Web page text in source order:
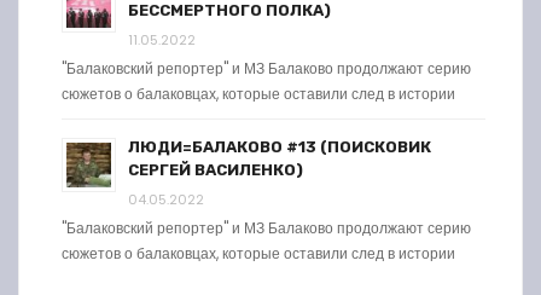
БЕССМЕРТНОГО ПОЛКА)
11.05.2022
"Балаковский репортер" и МЗ Балаково продолжают серию
сюжетов о балаковцах, которые оставили след в истории
ЛЮДИ=БАЛАКОВО #13 (ПОИСКОВИК
СЕРГЕЙ ВАСИЛЕНКО)
04.05.2022
"Балаковский репортер" и МЗ Балаково продолжают серию
сюжетов о балаковцах, которые оставили след в истории